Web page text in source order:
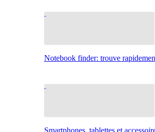
Notebook finder: trouve
Smartphones, tablettes et